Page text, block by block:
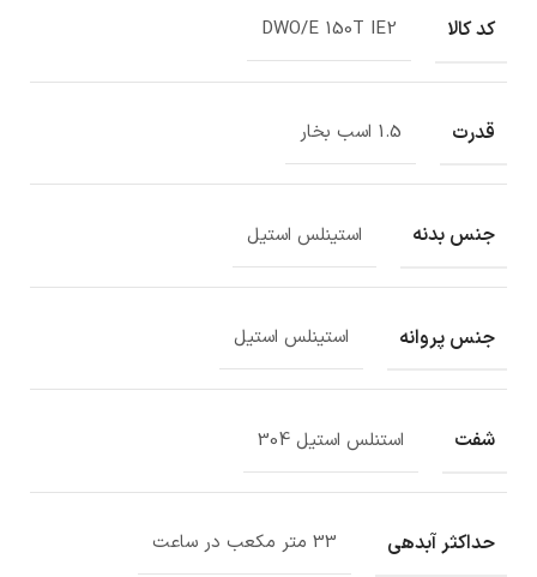
کد کالا DWO/E 150T IE2
قدرت 1.5 اسب بخار
جنس بدنه استینلس استیل
جنس پروانه استینلس استیل
شفت استنلس استیل 304
حداکثر آبدهی 33 متر مکعب در ساعت